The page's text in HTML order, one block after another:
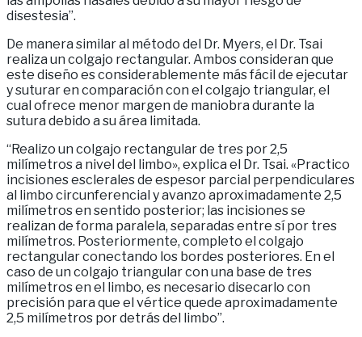
disestesia”.
De manera similar al método del Dr. Myers, el Dr. Tsai
realiza un colgajo rectangular. Ambos consideran que
este diseño es considerablemente más fácil de ejecutar
y suturar en comparación con el colgajo triangular, el
cual ofrece menor margen de maniobra durante la
sutura debido a su área limitada.
“Realizo un colgajo rectangular de tres por 2,5
milímetros a nivel del limbo», explica el Dr. Tsai. «Practico
incisiones esclerales de espesor parcial perpendiculares
al limbo circunferencial y avanzo aproximadamente 2,5
milímetros en sentido posterior; las incisiones se
realizan de forma paralela, separadas entre sí por tres
milímetros. Posteriormente, completo el colgajo
rectangular conectando los bordes posteriores. En el
caso de un colgajo triangular con una base de tres
milímetros en el limbo, es necesario disecarlo con
precisión para que el vértice quede aproximadamente
2,5 milímetros por detrás del limbo”.